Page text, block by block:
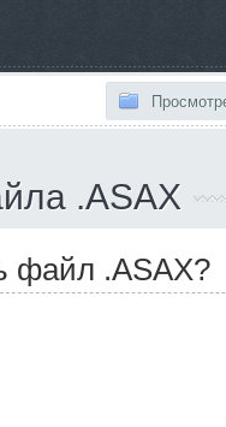
.ASAX
файл .ASAX?